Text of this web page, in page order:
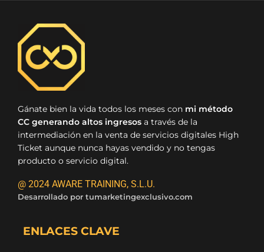
Gánate bien la vida todos los meses con mi método
CC generando altos ingresos a través de la
intermediación en la venta de servicios digitales High
Ticket aunque nunca hayas vendido y no tengas
producto o servicio digital.
@ 2024 AWARE TRAINING, S.L.U.
Desarrollado por tumarketingexclusivo.com
ENLACES CLAVE